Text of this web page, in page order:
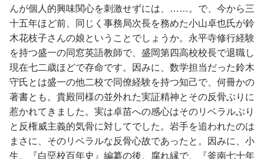
んが個人的興味関心を刺激せずには、……。で、今から三
十五年ほど前、同じく事務局次長を務めた小山卓也氏が鈴
木花枝子さんの娘ということでしょうか。永平寺修行経験
を持つ盛一の同窓英語教師で、盛岡第四高校校長で退職し
現在七二歳ほどで存命です。因みに、数学担当だった鈴木
守氏とは盛一の他二校で同僚経験を持つ知己で、何冊かの
著書とも。貴殿同様の並外れた実証精神とその反骨ぶりに
惹かれてきました。実は卓苗への感心はそのリベラルぶり
と反権威主義的気骨に対してでした。岩手を追われたのは
まさに、そのリベラルな反骨心故であったと。因みに、小
生、『白堊校百年史』編纂の後、腐れ縁で、『釜南七十年